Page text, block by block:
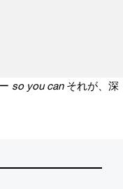
so you can それが、深